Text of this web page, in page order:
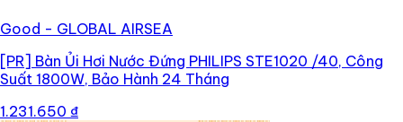
Good - GLOBAL AIRSEA
[PR] Bàn Ủi Hơi Nước Đứng PHILIPS STE1020 /40, Công
Suất 1800W, Bảo Hành 24 Tháng
1.231.650 ₫